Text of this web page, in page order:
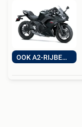
OOK A2-RIJBEWIJS